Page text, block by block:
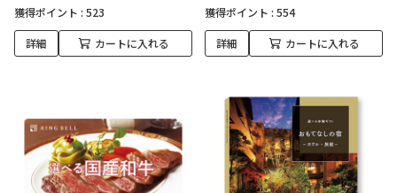
獲得ポイント : 523
詳細 カートに入れる
獲得ポイント : 554
詳細 カートに入れる